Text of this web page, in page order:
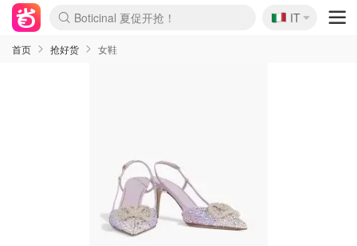
4折！lulu周四疯狂上新
速领！Stanley独家85折
Zalando 奥莱闪促！每日更新
🇮🇹
IT
首页 抢好货 女鞋